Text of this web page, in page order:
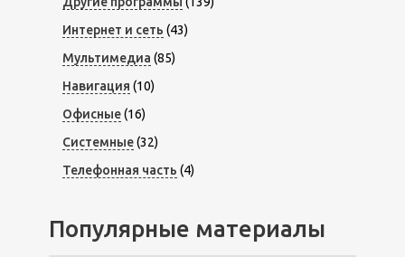
Интернет и сеть (43)
Мультимедиа (85)
Навигация (10)
Офисные(16)
Системные(32)
Телефонная часть (4)
Популярные материалы